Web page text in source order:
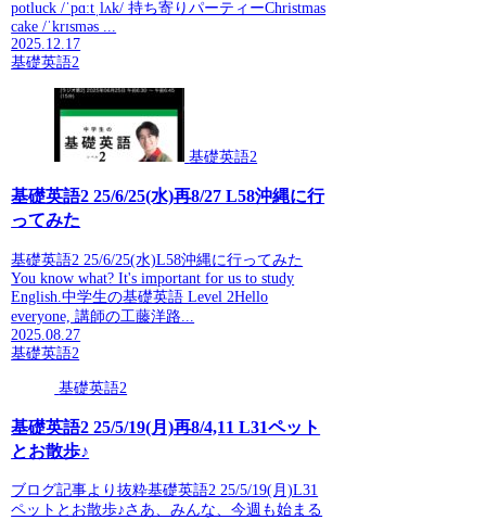
potluck /ˈpɑːtˌlʌk/ 持ち寄りパーティーChristmas
cake /ˈkrɪsməs ...
2025.12.17
基礎英語2
基礎英語2
基礎英語2 25/6/25(水)再8/27 L58沖縄に行
ってみた
基礎英語2 25/6/25(水)L58沖縄に行ってみた
You know what? It's important for us to study
English.中学生の基礎英語 Level 2Hello
everyone, 講師の工藤洋路...
2025.08.27
基礎英語2
基礎英語2
基礎英語2 25/5/19(月)再8/4,11 L31ペット
とお散歩♪
ブログ記事より抜粋基礎英語2 25/5/19(月)L31
ペットとお散歩♪さあ、みんな、今週も始まる